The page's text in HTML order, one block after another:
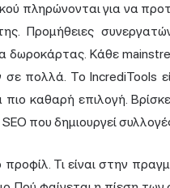
πληρώνονται για να
Προμήθειες
δωροκάρτας. Κάθε
σε πολλά. Το IncrediTools
καθαρή επιλογή.
που δημιουργεί
Τι είναι στην